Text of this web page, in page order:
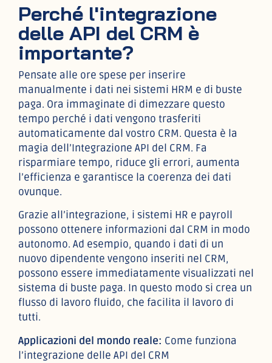
Perché l'integrazione
delle API del CRM è
importante?
Pensate alle ore spese per inserire
manualmente i dati nei sistemi HRM e di buste
paga. Ora immaginate di dimezzare questo
tempo perché i dati vengono trasferiti
automaticamente dal vostro CRM. Questa è la
magia dell’Integrazione API del CRM. Fa
risparmiare tempo, riduce gli errori, aumenta
l’efficienza e garantisce la coerenza dei dati
ovunque.
Grazie all’integrazione, i sistemi HR e payroll
possono ottenere informazioni dal CRM in modo
autonomo. Ad esempio, quando i dati di un
nuovo dipendente vengono inseriti nel CRM,
possono essere immediatamente visualizzati nel
sistema di buste paga. In questo modo si crea un
flusso di lavoro fluido, che facilita il lavoro di
tutti.
Applicazioni del mondo reale: Come funziona
l’integrazione delle API del CRM